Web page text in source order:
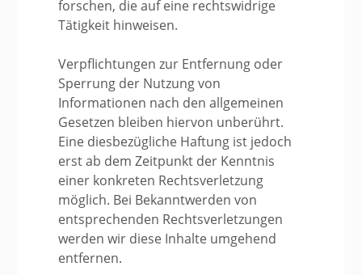
forschen, die auf eine rechtswidrige
Tätigkeit hinweisen.
Verpflichtungen zur Entfernung oder
Sperrung der Nutzung von
Informationen nach den allgemeinen
Gesetzen bleiben hiervon unberührt.
Eine diesbezügliche Haftung ist jedoch
erst ab dem Zeitpunkt der Kenntnis
einer konkreten Rechtsverletzung
möglich. Bei Bekanntwerden von
entsprechenden Rechtsverletzungen
werden wir diese Inhalte umgehend
entfernen.